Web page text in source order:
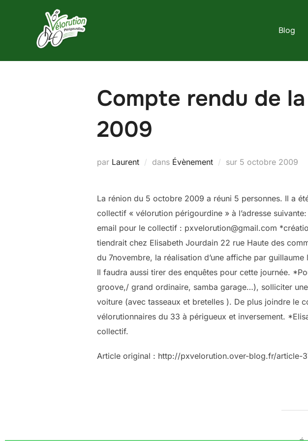
Blog
Compte rendu de
2009
par Laurent dans Évènement sur Publié
5 octobre 2009
La rénion du 5 octobre 2009 a réuni 5 personnes. Il a
collectif « vélorution périgourdine » à l’adresse
email pour le collectif : pxvelorution@gmail.com
tiendrait chez Elisabeth Jourdain 22 rue Haute des
du 7novembre, la réalisation d’une affiche par
Il faudra aussi tirer des enquêtes pour cette journée.
groove,/ grand ordinaire, samba garage…), solliciter
voiture (avec tasseaux et bretelles ). De plus joindre le
vélorutionnaires du 33 à périgueux et inversement.
collectif.
Article original : http://pxvelorution.over-blog.fr/article-